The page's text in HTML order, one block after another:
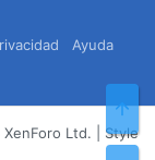
Ayuda
Ltd.
Style